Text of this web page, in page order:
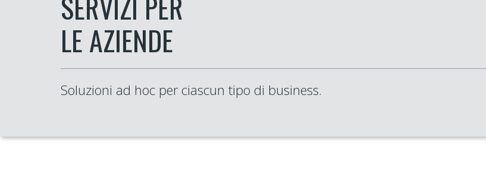
LE AZIENDE
Soluzioni ad hoc per ciascun tipo di business.